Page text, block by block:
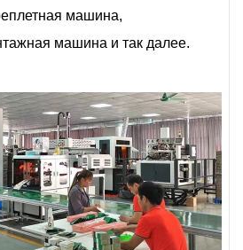
машина,
машина и так далее.